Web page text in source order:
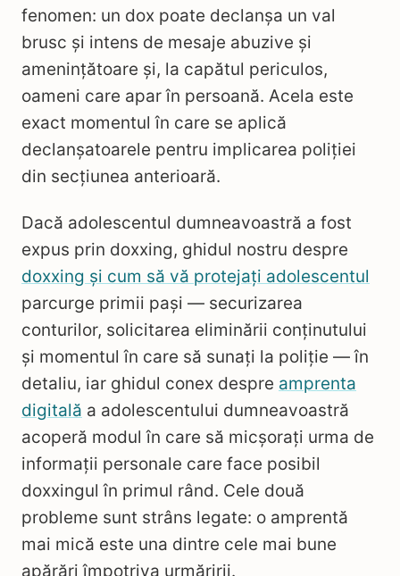
fenomen: un dox poate declanșa un val
brusc și intens de mesaje abuzive și
amenințătoare și, la capătul periculos,
oameni care apar în persoană. Acela este
exact momentul în care se aplică
declanșatoarele pentru implicarea poliției
din secțiunea anterioară.
Dacă adolescentul dumneavoastră a fost
expus prin doxxing, ghidul nostru despre
doxxing și cum să vă protejați adolescentul
parcurge primii pași — securizarea
conturilor, solicitarea eliminării conținutului
și momentul în care să sunați la poliție — în
detaliu, iar ghidul conex despre amprenta
digitală a adolescentului dumneavoastră
acoperă modul în care să micșorați urma de
informații personale care face posibil
doxxingul în primul rând. Cele două
probleme sunt strâns legate: o amprentă
mai mică este una dintre cele mai bune
apărări împotriva urmăririi.